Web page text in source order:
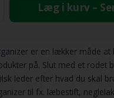
Læg i kurv –
er en lækker måde at
på. Slut med et rodet
leder efter hvad du skal
til fx. læbestift,